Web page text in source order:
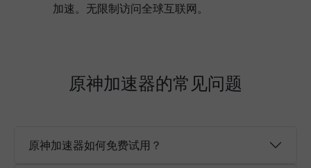
加速。无限制访问全球互联网。
原神加速器的常见问题
原神加速器如何免费试用？